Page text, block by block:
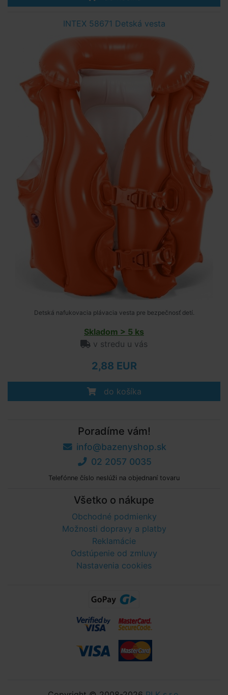
INTEX 58671 Detská vesta
Detská nafukovacia plávacia vesta pre bezpečnosť detí.
Skladom > 5 ks
v stredu u vás
2,88 EUR
do košíka
Poradíme vám!
info@bazenyshop.sk
02 2057 0035
Telefónne číslo neslúži na objednaní tovaru
Všetko o nákupe
Obchodné podmienky
Možnosti dopravy a platby
Reklamácie
Odstúpenie od zmluvy
Nastavenia cookies